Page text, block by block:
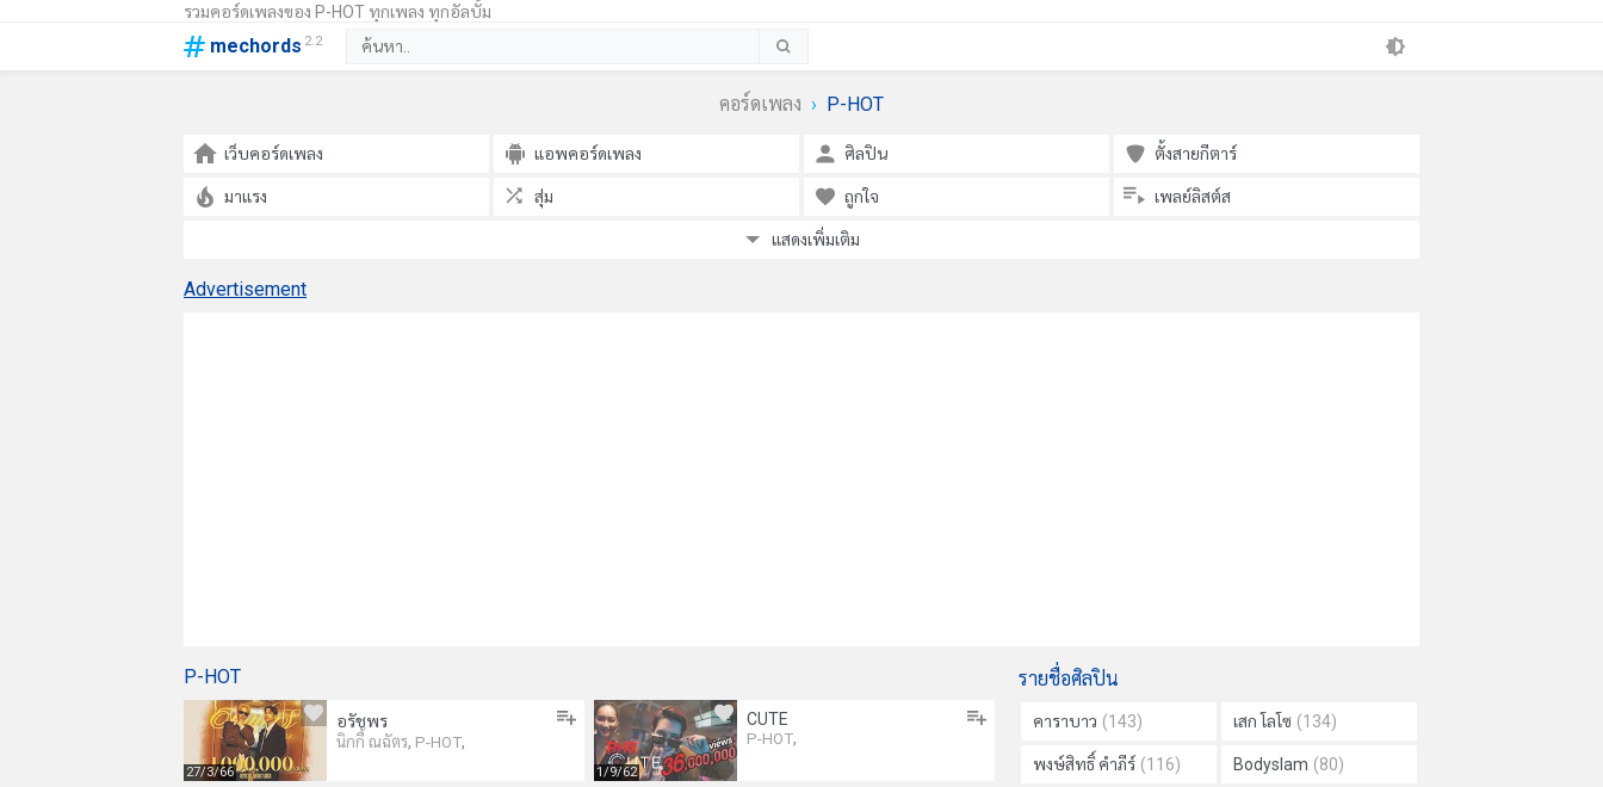
รวมคอร์ดเพลงของ P-HOT ทุกเพลง ทุกอัลบั้ม
mechords 2.2
คอร์ดเพลง P-HOT
เว็บคอร์ดเพลง แอพคอร์ดเพลง ศิลปิน ตั้งสายกีตาร์
มาแรง สุ่ม ถูกใจ เพลย์ลิสต์ส
แสดงเพิ่มเติม
Advertisement
P-HOT
อรัชพร
นิกกี้ ณฉัตร, P-HOT,
27/3/66
CUTE
P-HOT,
1/9/62
รายชื่อศิลปิน
คาราบาว (143) เสก โลโซ (134)
พงษ์สิทธิ์ คำภีร์ (116) Bodyslam (80)